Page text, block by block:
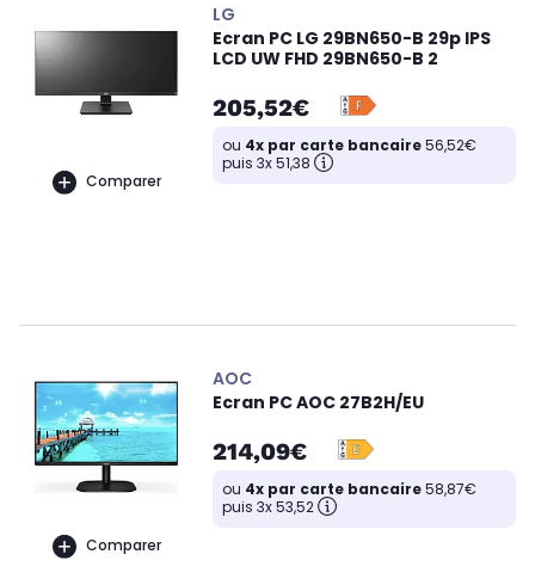
Comparer
LG
Ecran PC LG 29BN650-B 29p IPS
LCD UW FHD 29BN650-B 2
205,52€
ou 4x par carte bancaire56,52€
puis 3x 51,38
Comparer
AOC
Ecran PC AOC 27B2H/EU
214,09€
ou 4x par carte bancaire58,87€
puis 3x 53,52